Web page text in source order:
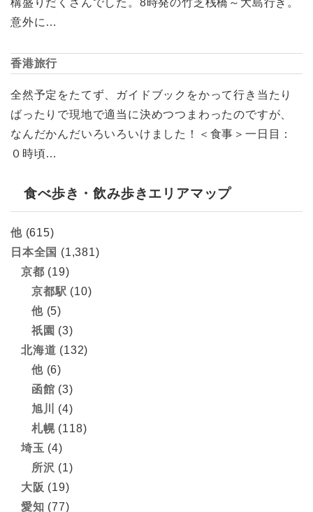
構盛りだくさんでした。8時発の竹芝桟橋～大島行き。
意外に…
香港旅行
全然予定をたてず、ガイドブックをかって行き当たり
ばったりで現地で適当に決めつつまわったのですが、
なんだかんだいろいろいけました！＜食事＞一日目：
０時頃…
食べ歩き・飲み歩きエリアマップ
他(615)
日本全国 (1,381)
京都 (19)
京都駅 (10)
他(5)
祇園 (3)
北海道 (132)
他(6)
函館 (3)
旭川
(4)
札幌(118)
埼玉 (4)
所沢 (1)
大阪 (19)
愛知 (77)